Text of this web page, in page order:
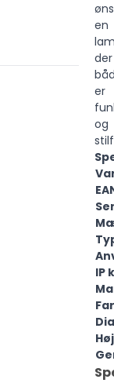
en
der
er
og
IP